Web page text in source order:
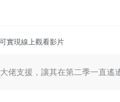
實現線上觀看影片
支援，讓其在第二季一直遙